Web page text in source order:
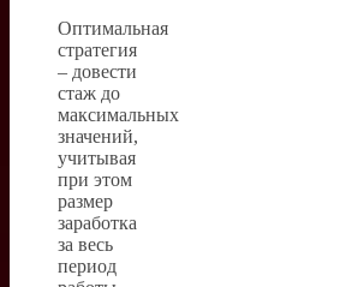
Оптимальная
стратегия
– довести
стаж до
максимальных
значений,
учитывая
при этом
размер
заработка
за весь
период